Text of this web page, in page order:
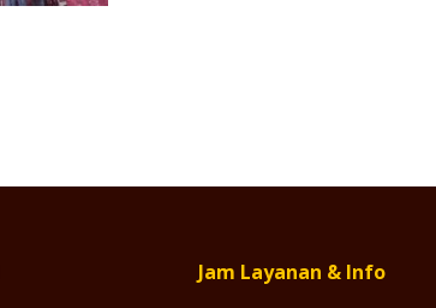
Jam Layanan & Info